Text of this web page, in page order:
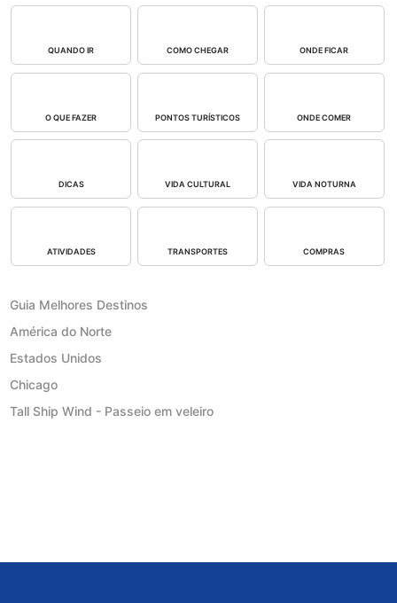
QUANDO IR COMO CHEGAR ONDE FICAR
O QUE FAZER PONTOS TURÍSTICOS ONDE COMER
DICAS VIDA CULTURAL VIDA NOTURNA
ATIVIDADES TRANSPORTES COMPRAS
Guia Melhores Destinos
América do Norte
Estados Unidos
Chicago
Tall Ship Wind - Passeio em veleiro